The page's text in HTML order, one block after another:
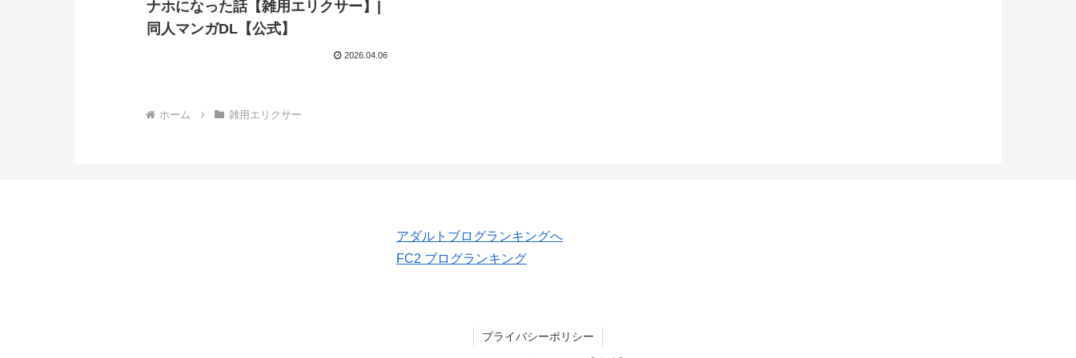
ナホになった話【雑用エリクサー】|
同人マンガDL【公式】
2026.04.06
ホーム 雑用エリクサー
アダルトブログランキングへ
FC2 ブログランキング
プライバシーポリシー